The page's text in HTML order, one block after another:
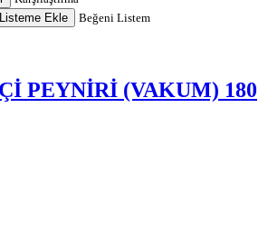
Ekle
Beğeni Listem
PEYNİRİ (VAKUM) 180